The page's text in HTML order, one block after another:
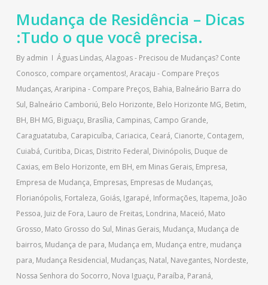
Mudança de Residência – Dicas
:Tudo o que você precisa.
By admin Águas Lindas, Alagoas - Precisou de Mudanças? Conte
Conosco, compare orçamentos!, Aracaju - Compare Preços
Mudanças, Araripina - Compare Preços, Bahia, Balneário Barra do
Sul, Balneário Camboriú, Belo Horizonte, Belo Horizonte MG, Betim,
BH, BH MG, Biguaçu, Brasília, Campinas, Campo Grande,
Caraguatatuba, Carapicuíba, Cariacica, Ceará, Cianorte, Contagem,
Cuiabá, Curitiba, Dicas, Distrito Federal, Divinópolis, Duque de
Caxias, em Belo Horizonte, em BH, em Minas Gerais, Empresa,
Empresa de Mudança, Empresas, Empresas de Mudanças,
Florianópolis, Fortaleza, Goiás, Igarapé, Informações, Itapema, João
Pessoa, Juiz de Fora, Lauro de Freitas, Londrina, Maceió, Mato
Grosso, Mato Grosso do Sul, Minas Gerais, Mudança, Mudança de
bairros, Mudança de para, Mudança em, Mudança entre, mudança
para, Mudança Residencial, Mudanças, Natal, Navegantes, Nordeste,
Nossa Senhora do Socorro, Nova Iguaçu, Paraíba, Paraná,